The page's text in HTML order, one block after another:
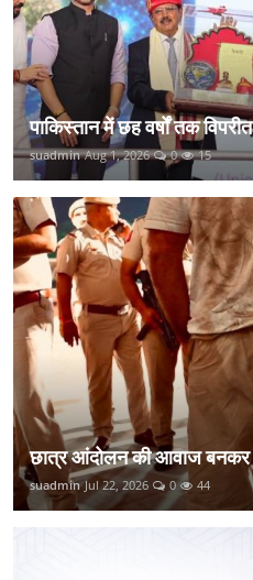
पाकिस्तान में छह वर्षों तक
suadmin Aug 1, 2026 0 15
छात्र आंदोलन की आवाज बनकर
suadmin Jul 22, 2026 0 44